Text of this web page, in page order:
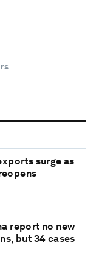
surge as
report no new
but 34 cases